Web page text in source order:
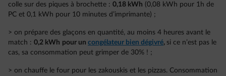
colle sur des piques à brochette : 0,18 kWh (0,08 kWh pour 1h de
PC et 0,1 kWh pour 10 minutes d’imprimante) ;
> on prépare des glaçons en quantité, au moins 4 heures avant le
match : 0,2 kWh pour un congélateur bien dégivré, si ce n’est pas le
cas, sa consommation peut grimper de 30% ! ;
> on chauffe le four pour les zakouskis et les pizzas. Consommation